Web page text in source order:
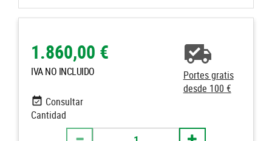
1.860,00 €
IVA NO INCLUIDO
Portes gratis
desde 100 €
Consultar
Cantidad